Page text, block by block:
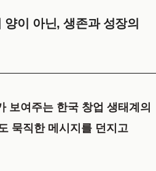
이 아닌, 생존과 성장의
보여주는 한국 창업 생태계의
묵직한 메시지를 던지고